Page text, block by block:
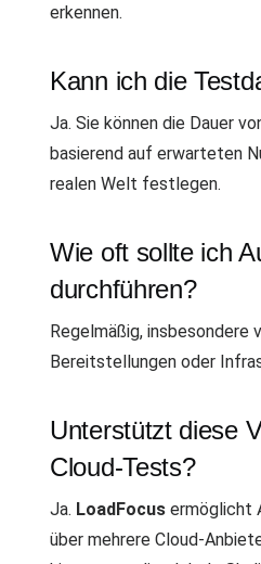
erkennen.
Kann ich die
Ja. Sie können die Dauer
basierend auf erwarteten
realen Welt festlegen.
Wie oft sollte ich
durchführen?
Regelmäßig, insbesondere
Bereitstellungen oder
Unterstützt diese
Cloud-Tests?
Ja. LoadFocus ermöglicht
über mehrere Cloud-